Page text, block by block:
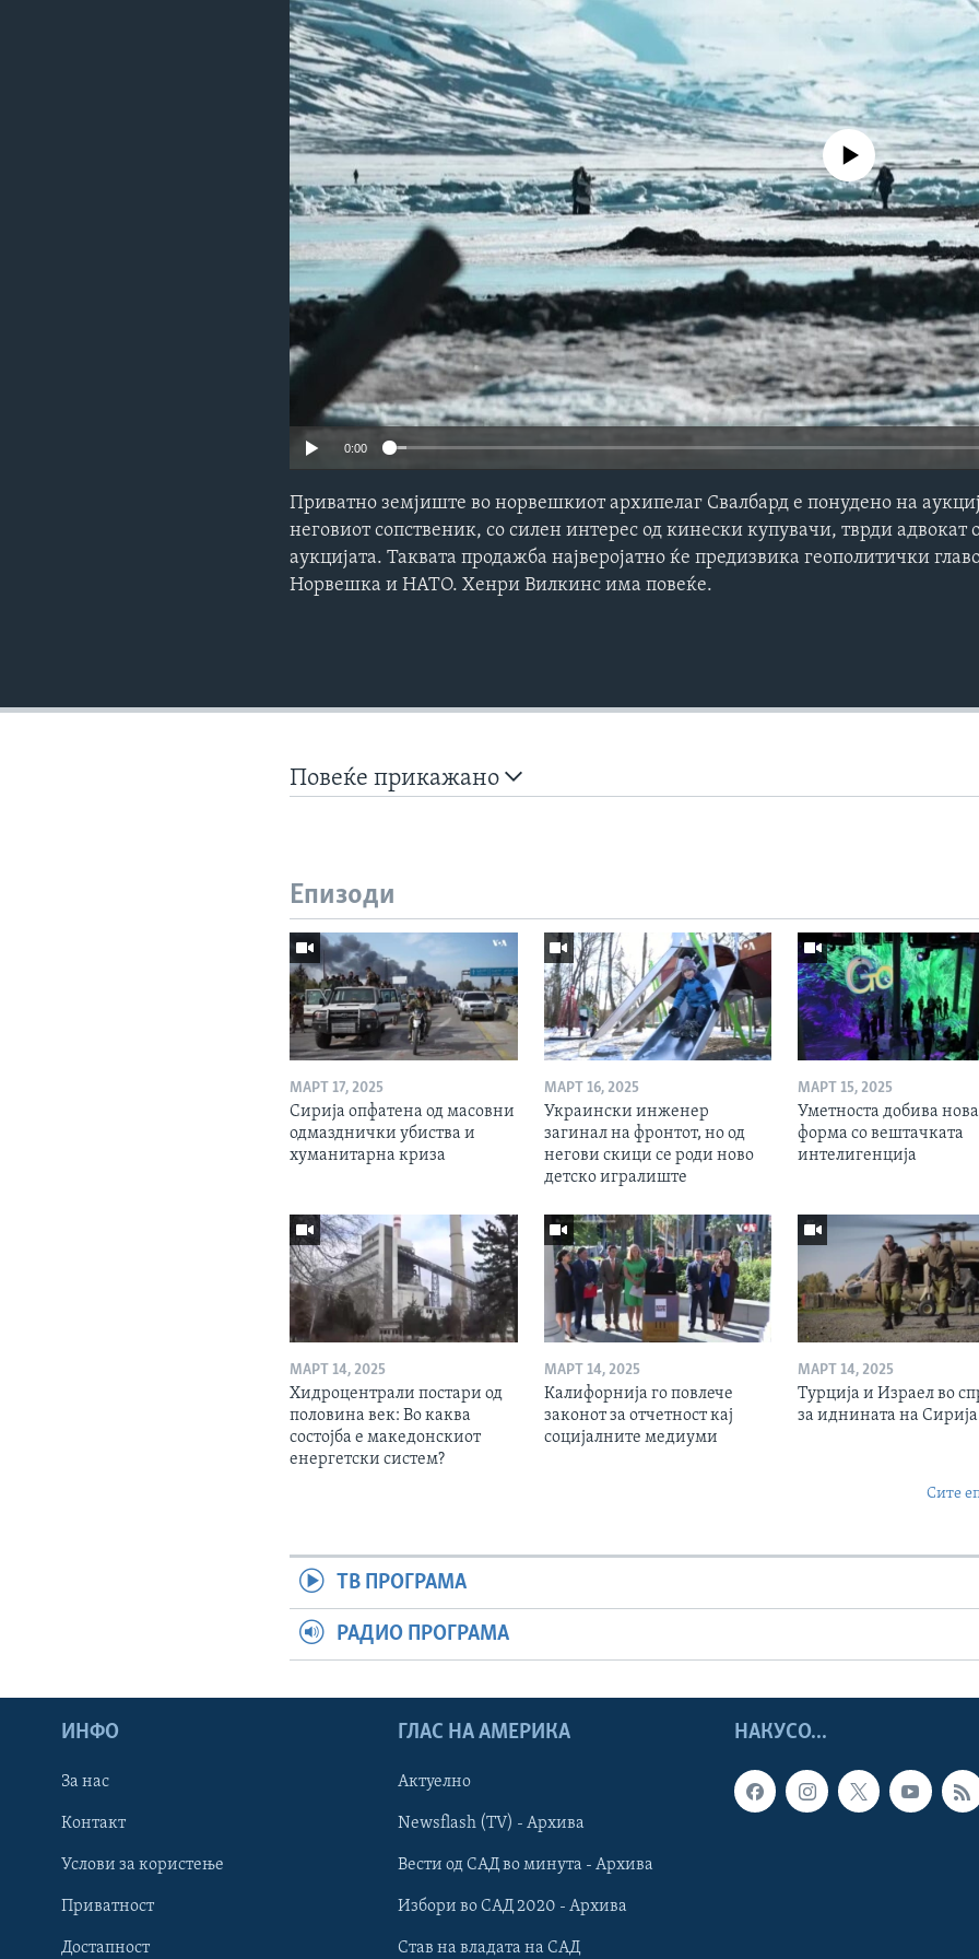
Learning English
НАКУСО...
No media source currently
0:00
Приватно земјиште во норвешкиот архипелаг Свалбард е понудено на
неговиот сопственик, со силен интерес од кинески купувачи, тврди адвокат
аукцијата. Таквата продажба најверојатно ќе предизвика геополитички
Норвешка и НАТО. Хенри Вилкинс има повеќе.
Повеќе прикажано
Епизоди
МАРТ 17, 2025
Сирија опфатена од масовни
одмазднички убиства и
хуманитарна криза
МАРТ 16, 2025
Украински инженер
загинал на фронтот, но од
негови скици се роди ново
детско игралиште
МАРТ 15, 2025
Уметноста добива нова
форма со вештачката
интелигенција
МАРТ 14, 2025
Хидроцентрали постари од
половина век: Во каква
состојба е македонскиот
енергетски систем?
МАРТ 14, 2025
Калифорнија го повлече
законот за отчетност кај
социјалните медиуми
МАРТ 14, 2025
Турција и Израел во
за иднината на Сирија
Сите
ТВ ПРОГРАМА
РАДИО ПРОГРАМА
НАКУСО...
ИНФО
За нас
Контакт
Услови за користење
Приватност
Достапност
ГЛАС НА АМЕРИКА
Актуелно
Newsflash (TV) - Архива
Вести од САД во минута - Архива
Избори во САД 2020 - Архива
Став на владата на САД